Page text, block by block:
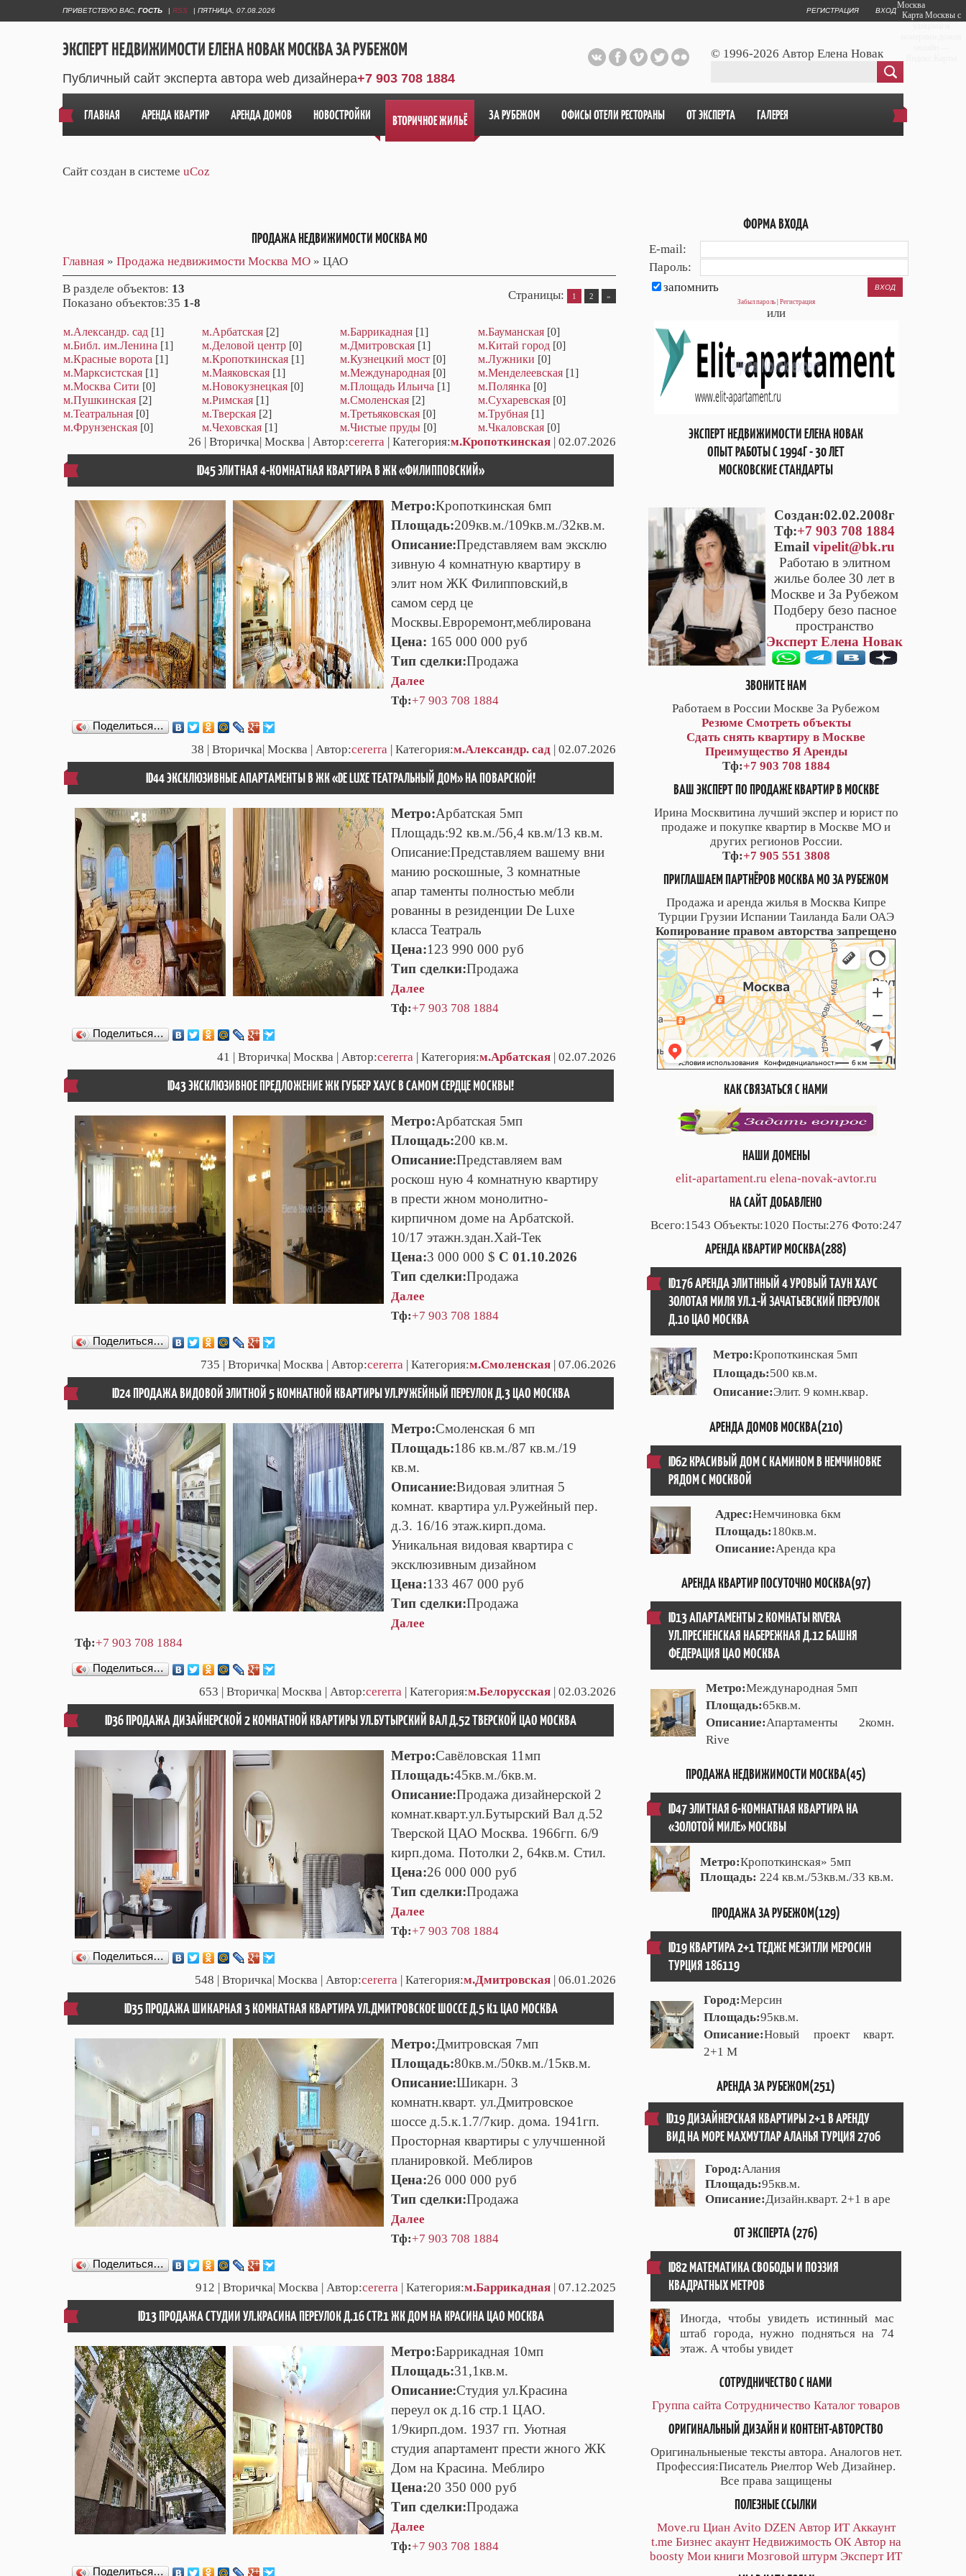
ПРИВЕТСТВУЮ ВАС ГОСТЬ | RSS | ПЯТНИЦА, 07.08.2026 РЕГИСТРАЦИЯ ВХОД
ЭКСПЕРТ НЕДВИЖИМОСТИ ЕЛЕНА НОВАК МОСКВА ЗА РУБЕЖОМ
Публичный сайт эксперта автора web дизайнера+7 903 708 1884
© 1996-2026 Автор Елена Новак
ГЛАВНАЯ АРЕНДА КВАРТИР АРЕНДА ДОМОВ НОВОСТРОЙКИ ВТОРИЧНОЕ ЖИЛЬЁ ЗА РУБЕЖОМ ОФИСЫ ОТЕЛИ РЕСТОРАНЫ ОТ ЭКСПЕРТА ГАЛЕРЕЯ
Сайт создан в системе uCoz
ПРОДАЖА НЕДВИЖИМОСТИ МОСКВА МО
Главная » Продажа недвижимости Москва МО » ЦАО
В разделе объектов: 13
Показано объектов:35 1-8
Страницы: 1 2 »
м.Александр. сад [1] м.Арбатская [2] м.Баррикадная [1] м.Бауманская [0]
м.Библ. им.Ленина [1] м.Деловой центр [0] м.Дмитровская [1] м.Китай город [0]
м.Красные ворота [1] м.Кропоткинская [1] м.Кузнецкий мост [0] м.Лужники [0]
м.Марксистская [1] м.Маяковская [1] м.Международная [0] м.Менделеевская [1]
м.Москва Сити [0] м.Новокузнецкая [0] м.Площадь Ильича [1] м.Полянка [0]
м.Пушкинская [2] м.Римская [1] м.Смоленская [2] м.Сухаревская [0]
м.Театральная [0] м.Тверская [2] м.Третьяковская [0] м.Трубная [1]
м.Фрунзенская [0] м.Чеховская [1] м.Чистые пруды [0] м.Чкаловская [0]
26 | Вторичка| Москва | Автор:cererra | Категория:м.Кропоткинская | 02.07.2026
ID45 ЭЛИТНАЯ 4-КОМНАТНАЯ КВАРТИРА В ЖК «ФИЛИППОВСКИЙ»
Метро:Кропоткинская 6мп
Площадь:209кв.м./109кв.м./32кв.м.
Описание:Представляем вам эксклю
зивную 4 комнатную квартиру в
элит ном ЖК Филипповский,в
самом серд це
Москвы.Евроремонт,меблирована
Цена: 165 000 000 руб
Тип сделки:Продажа
Далее
Тф:+7 903 708 1884
Поделиться…
38 | Вторичка| Москва | Автор:cererra | Категория:м.Александр. сад | 02.07.2026
ID44 ЭКСКЛЮЗИВНЫЕ АПАРТАМЕНТЫ В ЖК «DE LUXE ТЕАТРАЛЬНЫЙ ДОМ» НА ПОВАРСКОЙ!
Метро:Арбатская 5мп
Площадь:92 кв.м./56,4 кв.м/13 кв.м.
Описание:Представляем вашему вни
манию роскошные, 3 комнатные
апар таменты полностью мебли
рованны в резиденции De Luxe
класса Театраль
Цена:123 990 000 руб
Тип сделки:Продажа
Далее
Тф:+7 903 708 1884
Поделиться…
41 | Вторичка| Москва | Автор:cererra | Категория:м.Арбатская | 02.07.2026
ID43 ЭКСКЛЮЗИВНОЕ ПРЕДЛОЖЕНИЕ ЖК ГУББЕР ХАУС В САМОМ СЕРДЦЕ МОСКВЫ!
Метро:Арбатская 5мп
Площадь:200 кв.м.
Описание:Представляем вам
роскош ную 4 комнатную квартиру
в прести жном монолитно-
кирпичном доме на Арбатской.
10/17 этажн.здан.Хай-Тек
Цена:3 000 000 $ C 01.10.2026
Тип сделки:Продажа
Далее
Тф:+7 903 708 1884
Поделиться…
735 | Вторичка| Москва | Автор:cererra | Категория:м.Смоленская | 07.06.2026
ID24 ПРОДАЖА ВИДОВОЙ ЭЛИТНОЙ 5 КОМНАТНОЙ КВАРТИРЫ УЛ.РУЖЕЙНЫЙ ПЕРЕУЛОК Д.3 ЦАО МОСКВА
Метро:Смоленская 6 мп
Площадь:186 кв.м./87 кв.м./19
кв.м.
Описание:Видовая элитная 5
комнат. квартира ул.Ружейный пер.
д.3. 16/16 этаж.кирп.дома.
Уникальная видовая квартира с
эксклюзивным дизайном
Цена:133 467 000 руб
Тип сделки:Продажа
Далее
Тф:+7 903 708 1884
Поделиться…
653 | Вторичка| Москва | Автор:cererra | Категория:м.Белорусская | 02.03.2026
ID36 ПРОДАЖА ДИЗАЙНЕРСКОЙ 2 КОМНАТНОЙ КВАРТИРЫ УЛ.БУТЫРСКИЙ ВАЛ Д.52 ТВЕРСКОЙ ЦАО МОСКВА
Метро:Савёловская 11мп
Площадь:45кв.м./6кв.м.
Описание:Продажа дизайнерской 2
комнат.кварт.ул.Бутырский Вал д.52
Тверской ЦАО Москва. 1966гп. 6/9
кирп.дома. Потолки 2, 64кв.м. Стил.
Цена:26 000 000 руб
Тип сделки:Продажа
Далее
Тф:+7 903 708 1884
Поделиться…
548 | Вторичка| Москва | Автор:cererra | Категория:м.Дмитровская | 06.01.2026
ID35 ПРОДАЖА ШИКАРНАЯ 3 КОМНАТНАЯ КВАРТИРА УЛ.ДМИТРОВСКОЕ ШОССЕ Д.5 К1 ЦАО МОСКВА
Метро:Дмитровская 7мп
Площадь:80кв.м./50кв.м./15кв.м.
Описание:Шикарн. 3
комнатн.кварт. ул.Дмитровское
шоссе д.5.к.1.7/7кир. дома. 1941гп.
Просторная квартиры с улучшенной
планировкой. Меблиров
Цена:26 000 000 руб
Тип сделки:Продажа
Далее
Тф:+7 903 708 1884
Поделиться…
912 | Вторичка| Москва | Автор:cererra | Категория:м.Баррикадная | 07.12.2025
ID13 ПРОДАЖА СТУДИИ УЛ.КРАСИНА ПЕРЕУЛОК Д.16 СТР.1 ЖК ДОМ НА КРАСИНА ЦАО МОСКВА
Метро:Баррикадная 10мп
Площадь:31,1кв.м.
Описание:Студия ул.Красина
переул ок д.16 стр.1 ЦАО.
1/9кирп.дом. 1937 гп. Уютная
студия апартамент прести жного ЖК
Дом на Красина. Меблиро
Цена:20 350 000 руб
Тип сделки:Продажа
Далее
Тф:+7 903 708 1884
Поделиться…
ФОРМА ВХОДА
E-mail:
Пароль:
запомнить
Забыл пароль| Регистрация
или
ЭКСПЕРТ НЕДВИЖИМОСТИ ЕЛЕНА НОВАК
ОПЫТ РАБОТЫ С 1994Г - 30 ЛЕТ
МОСКОВСКИЕ СТАНДАРТЫ
Cоздан:02.02.2008г
Тф:+7 903 708 1884
Emailvipelit@bk.ru
Работаю в элитном
жилье более 30 лет в
Москве и За Рубежом
Подберу безо пасное
пространство
Эксперт Елена Новак
ЗВОНИТЕ НАМ
Работаем в России Москве За Рубежом
Резюме Смотреть объекты
Сдать снять квартиру в Москве
Преимущество Я Аренды
Тф:+7 903 708 1884
ВАШ ЭКСПЕРТ ПО ПРОДАЖЕ КВАРТИР В МОСКВЕ
Ирина Москвитина лучший экспер и юрист по
продаже и покупке квартир в Москве МО и
других регионов России.
Тф:+7 905 551 3808
ПРИГЛАШАЕМ ПАРТНЁРОВ МОСКВА МО ЗА РУБЕЖОМ
Продажа и аренда жилья в Москва Кипре
Турции Грузии Испании Таиланда Бали ОАЭ
Копирование правом авторства запрещено
Москва
Карта Москвы с
КАК СВЯЗАТЬСЯ С НАМИ
НАШИ ДОМЕНЫ
elit-apartament.ru elena-novak-avtor.ru
НА САЙТ ДОБАВЛЕНО
Всего:1543 Объекты:1020 Посты:276 Фото:247
АРЕНДА КВАРТИР МОСКВА(288)
ID176 АРЕНДА ЭЛИТННЫЙ 4 УРОВЫЙ ТАУН ХАУС
ЗОЛОТАЯ МИЛЯ УЛ.1-Й ЗАЧАТЬЕВСКИЙ ПЕРЕУЛОК
Д.10 ЦАО МОСКВА
Метро:Кропоткинская 5мп
Площадь:500 кв.м.
Описание:Элит. 9 комн.квар.
АРЕНДА ДОМОВ МОСКВА(210)
ID62 КРАСИВЫЙ ДОМ С КАМИНОМ В НЕМЧИНОВКЕ
РЯДОМ С МОСКВОЙ
Адрес:Немчиновка 6км
Площадь:180кв.м.
Описание:Аренда кра
АРЕНДА КВАРТИР ПОСУТОЧНО МОСКВА(97)
ID13 АПАРТАМЕНТЫ 2 КОМНАТЫ RIVERA
УЛ.ПРЕСНЕНСКАЯ НАБЕРЕЖНАЯ Д.12 БАШНЯ
ФЕДЕРАЦИЯ ЦАО МОСКВА
Метро:Международная 5мп
Площадь:65кв.м.
Описание:Апартаменты 2комн.
Rive
ПРОДАЖА НЕДВИЖИМОСТИ МОСКВА(45)
ID47 ЭЛИТНАЯ 6-КОМНАТНАЯ КВАРТИРА НА
«ЗОЛОТОЙ МИЛЕ» МОСКВЫ
Метро:Кропоткинская» 5мп
Площадь: 224 кв.м./53кв.м./33 кв.м.
ПРОДАЖА ЗА РУБЕЖОМ(129)
ID19 КВАРТИРА 2+1 ТЕДЖЕ МЕЗИТЛИ МЕРОСИН
ТУРЦИЯ 186119
Город:Мерсин
Площадь:95кв.м.
Описание:Новый проект кварт.
2+1 М
АРЕНДА ЗА РУБЕЖОМ(251)
ID19 ДИЗАЙНЕРСКАЯ КВАРТИРЫ 2+1 В АРЕНДУ
ВИД НА МОРЕ МАХМУТЛАР АЛАНЬЯ ТУРЦИЯ 2706
Город:Алания
Площадь:95кв.м.
Описание:Дизайн.кварт. 2+1 в аре
ОТ ЭКСПЕРТА (276)
ID82 МАТЕМАТИКА СВОБОДЫ И ПОЭЗИЯ
КВАДРАТНЫХ МЕТРОВ
Иногда, чтобы увидеть истинный мас
штаб города, нужно подняться на 74
этаж. А чтобы увидет
СОТРУДНИЧЕСТВО С НАМИ
Группа сайта Сотрудничество Каталог товаров
ОРИГИНАЛЬНЫЙ ДИЗАЙН И КОНТЕНТ-АВТОРСТВО
Оригинальныеные тексты автора. Аналогов нет.
Профессия:Писатель Риелтор Web Дизайнер.
Все права защищены
ПОЛЕЗНЫЕ ССЫЛКИ
Move.ru Циан Avito DZEN Автор ИТ Аккаунт
t.me Бизнес акаунт Недвижимость ОК Автор на
boosty Мои книги Мозговой штурм Эксперт ИТ